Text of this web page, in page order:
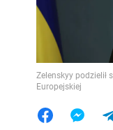
Zelenskyy
Europejskiej